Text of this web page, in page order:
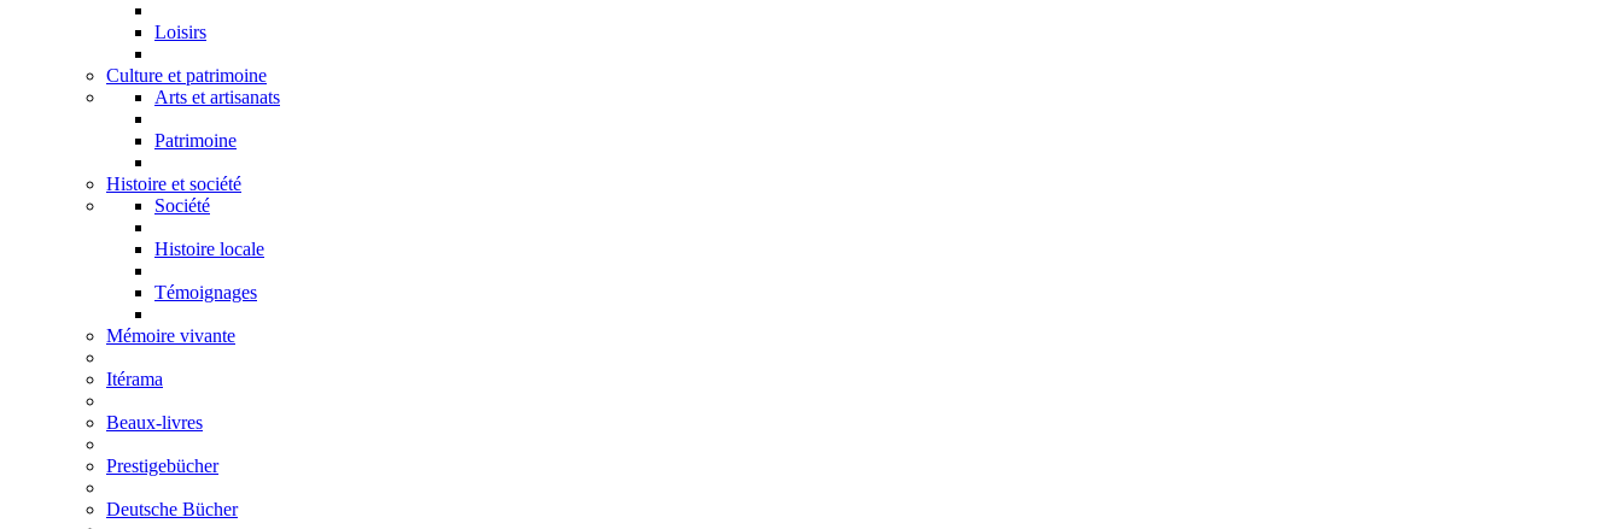
Loisirs
Culture et patrimoine
Arts et artisanats
Patrimoine
Histoire et société
Société
Histoire locale
Témoignages
Mémoire vivante
Itérama
Beaux-livres
Prestigebücher
Deutsche Bücher